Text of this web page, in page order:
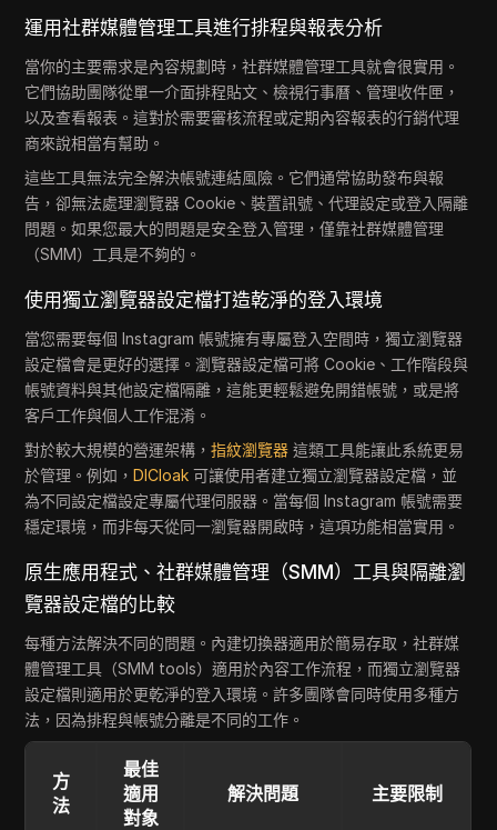
運用社群媒體管理工具進行排程與報表分析
當你的主要需求是內容規劃時，社群媒體管理工具就會很實用。
它們協助團隊從單一介面排程貼文、檢視行事曆、管理收件匣，
以及查看報表。這對於需要審核流程或定期內容報表的行銷代理
商來說相當有幫助。
這些工具無法完全解決帳號連結風險。它們通常協助發布與報
告，卻無法處理瀏覽器 Cookie、裝置訊號、代理設定或登入隔離
問題。如果您最大的問題是安全登入管理，僅靠社群媒體管理
（SMM）工具是不夠的。
使用獨立瀏覽器設定檔打造乾淨的登入環境
當您需要每個 Instagram 帳號擁有專屬登入空間時，獨立瀏覽器
設定檔會是更好的選擇。瀏覽器設定檔可將 Cookie、工作階段與
帳號資料與其他設定檔隔離，這能更輕鬆避免開錯帳號，或是將
客戶工作與個人工作混淆。
對於較大規模的營運架構，指紋瀏覽器 這類工具能讓此系統更易
於管理。例如，DICloak 可讓使用者建立獨立瀏覽器設定檔，並
為不同設定檔設定專屬代理伺服器。當每個 Instagram 帳號需要
穩定環境，而非每天從同一瀏覽器開啟時，這項功能相當實用。
原生應用程式、社群媒體管理（SMM）工具與隔離瀏
覽器設定檔的比較
每種方法解決不同的問題。內建切換器適用於簡易存取，社群媒
體管理工具（SMM tools）適用於內容工作流程，而獨立瀏覽器
設定檔則適用於更乾淨的登入環境。許多團隊會同時使用多種方
法，因為排程與帳號分離是不同的工作。
方
法
最佳
適用
對象
解決問題 主要限制